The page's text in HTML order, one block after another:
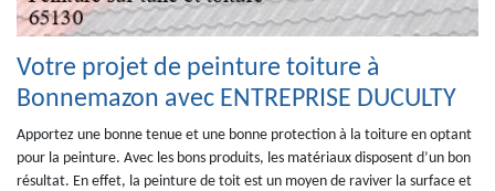
Votre projet de peinture toiture à
Bonnemazon avec ENTREPRISE DUCULTY
Apportez une bonne tenue et une bonne protection à la toiture en optant
pour la peinture. Avec les bons produits, les matériaux disposent d’un bon
résultat. En effet, la peinture de toit est un moyen de raviver la surface et